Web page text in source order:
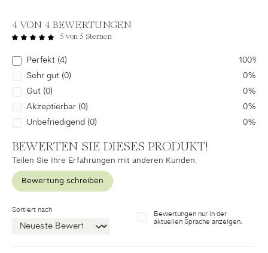
4 VON 4 BEWERTUNGEN
5 von 5 Sternen
Perfekt (4)
100%
Sehr gut (0)
0%
Gut (0)
0%
Akzeptierbar (0)
0%
Unbefriedigend (0)
0%
BEWERTEN SIE DIESES PRODUKT!
Teilen Sie Ihre Erfahrungen mit anderen Kunden.
Bewertung schreiben
Bewertungen nur in der
aktuellen Sprache anzeigen.
Sortiert nach